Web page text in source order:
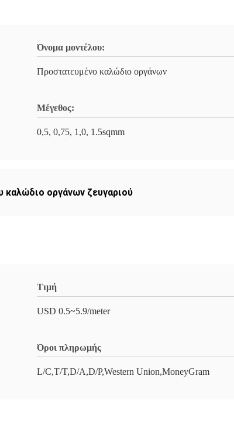
Όνομα μοντέλου:
Προστατευμένο καλώδιο οργάνων
Μέγεθος:
0,5, 0,75, 1,0, 1.5sqmm
καλώδιο οργάνων ζευγαριού
Τιμή
USD 0.5~5.9/meter
Όροι πληρωμής
L/C,T/T,D/A,D/P,Western Union,MoneyGram